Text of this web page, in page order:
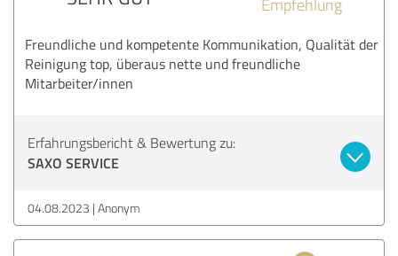
Freundliche und kompetente Kommunikation, Qualität der
Reinigung top, überaus nette und freundliche
Mitarbeiter/innen
Erfahrungsbericht & Bewertung zu:
SAXO SERVICE
04.08.2023 Anonym